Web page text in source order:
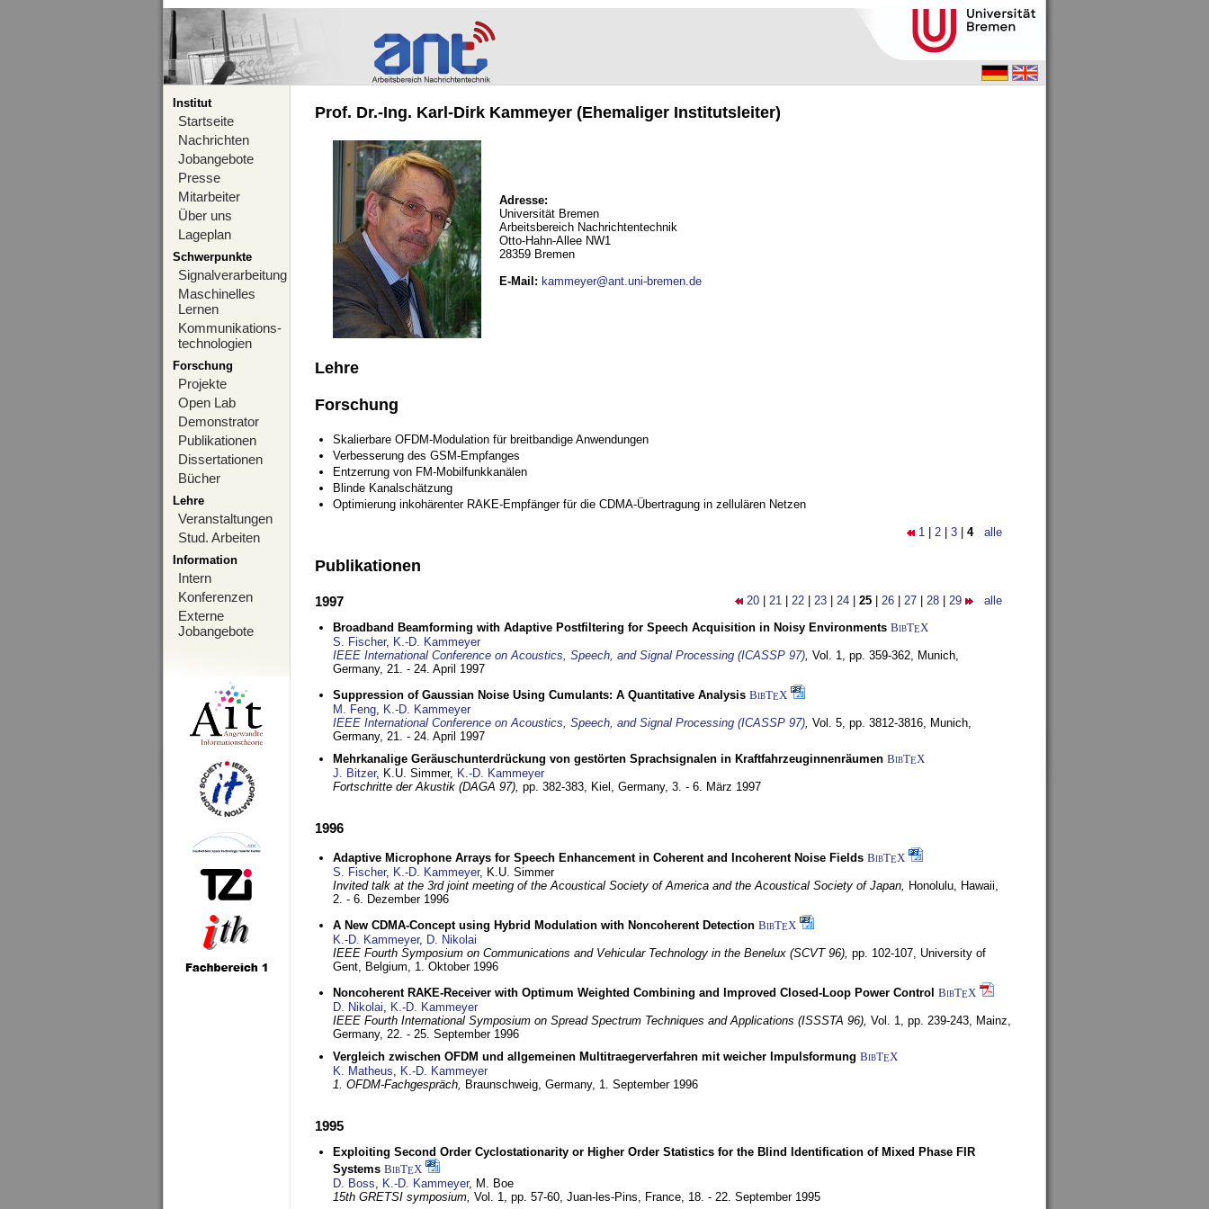
Institut
Startseite
Nachrichten
Jobangebote
Presse
Mitarbeiter
Über uns
Lageplan
Schwerpunkte
Signalverarbeitung
Maschinelles
Lernen
Kommunikations-
technologien
Forschung
Projekte
Open Lab
Demonstrator
Publikationen
Dissertationen
Bücher
Lehre
Veranstaltungen
Stud. Arbeiten
Information
Intern
Konferenzen
Externe
Jobangebote
Prof. Dr.-Ing. Karl-Dirk Kammeyer (Ehemaliger Institutsleiter)
Adresse:
Universität Bremen
Arbeitsbereich Nachrichtentechnik
Otto-Hahn-Allee NW1
28359 Bremen
E-Mail : kammeyer@ant.uni-bremen.de
Lehre
Forschung
Skalierbare OFDM-Modulation für breitbandige Anwendungen
Verbesserung des GSM-Empfanges
Entzerrung von FM-Mobilfunkkanälen
Blinde Kanalschätzung
Optimierung inkohärenter RAKE-Empfänger für die CDMA-Übertragung in zellulären Netzen
1 2 3 4 alle
Publikationen
20 21 22 23 24 25 26 27 28 29 alle
1997
Broadband Beamforming with Adaptive Postfiltering for Speech Acquisition in Noisy Environments BibTEX
S. Fischer, K.-D. Kammeyer
IEEE International Conference on Acoustics, Speech, and Signal Processing (ICASSP 97), Vol. 1, pp. 359-362, Munich,
Germany, 21. - 24. April 1997
Suppression of Gaussian Noise Using Cumulants: A Quantitative Analysis BibTEX
M. Feng, K.-D. Kammeyer
IEEE International Conference on Acoustics, Speech, and Signal Processing (ICASSP 97), Vol. 5, pp. 3812-3816, Munich,
Germany, 21. - 24. April 1997
Mehrkanalige Geräuschunterdrückung von gestörten Sprachsignalen in Kraftfahrzeuginnenräumen BibTEX
J. Bitzer, K.U. Simmer, K.-D. Kammeyer
Fortschritte der Akustik (DAGA 97), pp. 382-383, Kiel, Germany, 3. - 6. März 1997
1996
Adaptive Microphone Arrays for Speech Enhancement in Coherent and Incoherent Noise Fields BibTEX
S. Fischer, K.-D. Kammeyer, K.U. Simmer
Invited talk at the 3rd joint meeting of the Acoustical Society of America and the Acoustical Society of Japan, Honolulu, Hawaii,
2. - 6. Dezember 1996
A New CDMA-Concept using Hybrid Modulation with Noncoherent Detection BibTEX
K.-D. Kammeyer, D. Nikolai
IEEE Fourth Symposium on Communications and Vehicular Technology in the Benelux (SCVT 96), pp. 102-107, University of
Gent, Belgium, 1. Oktober 1996
Noncoherent RAKE-Receiver with Optimum Weighted Combining and Improved Closed-Loop Power Control BibTEX
D. Nikolai, K.-D. Kammeyer
IEEE Fourth International Symposium on Spread Spectrum Techniques and Applications (ISSSTA 96), Vol. 1, pp. 239-243, Mainz,
Germany, 22. - 25. September 1996
Vergleich zwischen OFDM und allgemeinen Multitraegerverfahren mit weicher Impulsformung BibTEX
K. Matheus, K.-D. Kammeyer
1. OFDM-Fachgespräch, Braunschweig, Germany, 1. September 1996
1995
Exploiting Second Order Cyclostationarity or Higher Order Statistics for the Blind Identification of Mixed Phase FIR
Systems BibTEX
D. Boss, K.-D. Kammeyer, M. Boe
15th GRETSI symposium, Vol. 1, pp. 57-60, Juan-les-Pins, France, 18. - 22. September 1995